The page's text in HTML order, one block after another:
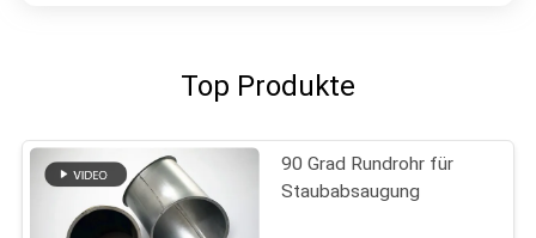
Top Produkte
90 Grad Rundrohr für
Staubabsaugung